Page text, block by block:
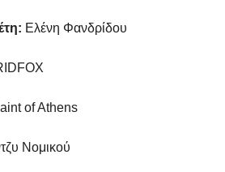
Ελένη Φανδρίδου
of Athens
Νομικού